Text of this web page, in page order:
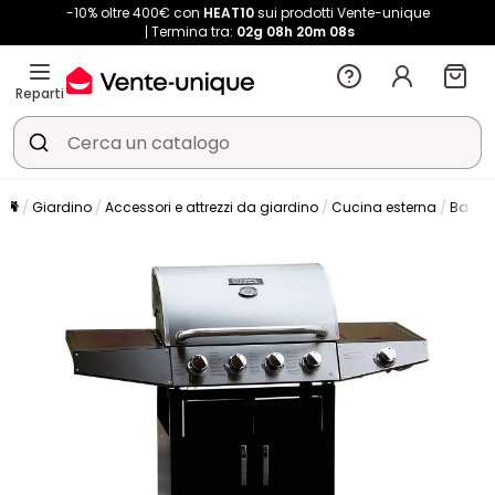
-10% oltre 400€ con HEAT10sui prodotti Vente-unique
Termina tra: 02g 08h 20m 07s
Reparti
Giardino Accessori e attrezzi da giardino Cucina esterna